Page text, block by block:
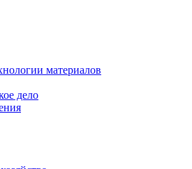
материалов
дело